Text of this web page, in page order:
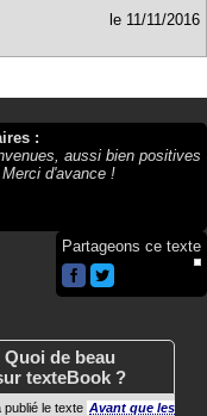
le 11/11/2016
:
aussi bien positives
d'avance !
Partageons ce texte
Quoi de beau
texteBook ?
publié le texte Avant que les